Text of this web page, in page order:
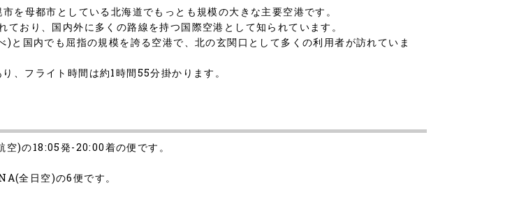
を母都市としている北海道でもっとも規模の大きな主要空港です。
おり、国内外に多くの路線を持つ国際空港として知られています。
国内でも屈指の規模を誇る空港で、北の玄関口として多くの利用者が訪れていま
、フライト時間は約1時間55分掛かります。
)の18:05発-20:00着の便です。
全日空)の6便です。